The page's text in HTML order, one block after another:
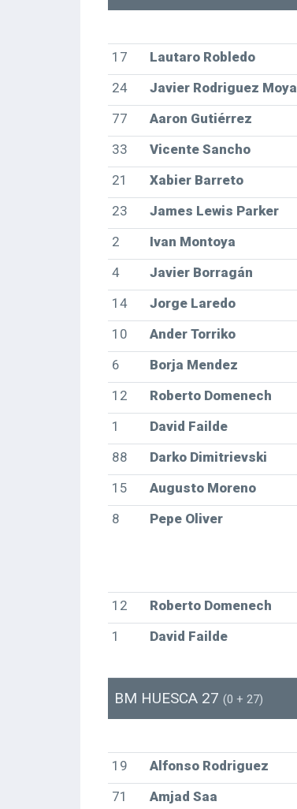
17
Lautaro Robledo
24
Javier Rodriguez Moya
77
Aaron Gutiérrez
33
Vicente Sancho
21
Xabier Barreto
23
James Lewis Parker
2
Ivan Montoya
4
Javier Borragán
14
Jorge Laredo
10
Ander Torriko
6
Borja Mendez
12
Roberto Domenech
1
David Failde
88
Darko Dimitrievski
15
Augusto Moreno
8
Pepe Oliver
12
Roberto Domenech
1
David Failde
BM HUESCA 27 (0 + 27)
19
Alfonso Rodriguez
71
Amjad Saa